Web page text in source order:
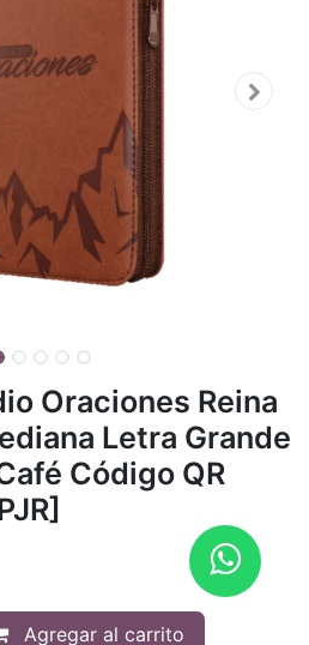
Oraciones Reina
Letra Grande
Código QR
Agregar al carrito